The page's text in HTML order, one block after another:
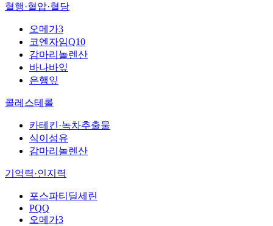
혈행·혈압·혈당
오메가3
코엔자임Q10
감마리놀렌산
바나바잎
은행잎
콜레스테롤
카테킨·녹차추출물
식이섬유
감마리놀렌산
기억력·인지력
포스파티딜세린
PQQ
오메가3